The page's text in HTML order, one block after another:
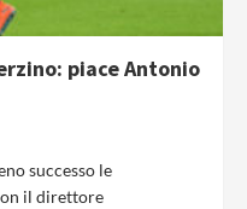
piace Antonio
successo le
il direttore